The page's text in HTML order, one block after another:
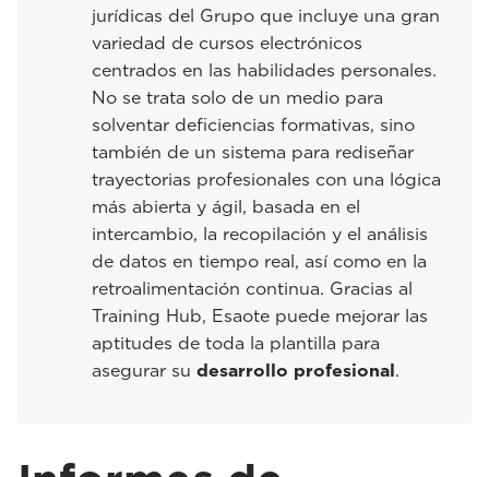
jurídicas del Grupo que incluye una gran
variedad de cursos electrónicos
centrados en las habilidades personales.
No se trata solo de un medio para
solventar deficiencias formativas, sino
también de un sistema para rediseñar
trayectorias profesionales con una lógica
más abierta y ágil, basada en el
intercambio, la recopilación y el análisis
de datos en tiempo real, así como en la
retroalimentación continua. Gracias al
Training Hub, Esaote puede mejorar las
aptitudes de toda la plantilla para
asegurar su desarrollo profesional.